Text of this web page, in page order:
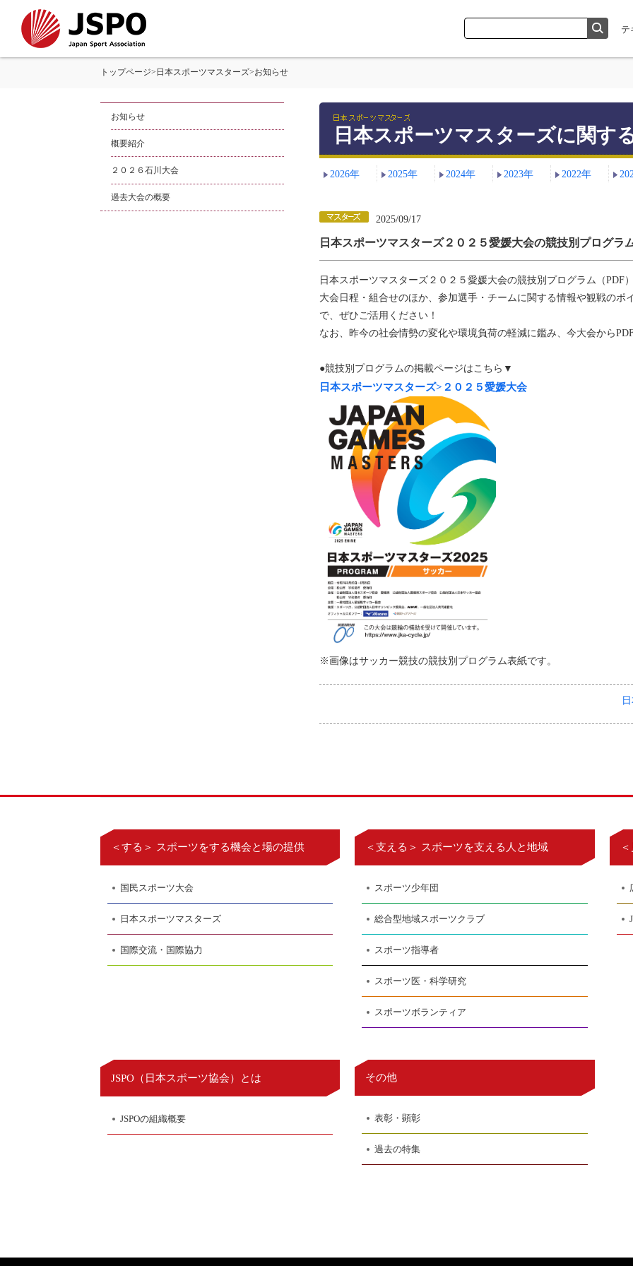
トップページ> 日本スポーツマスターズ>お知らせ
日本スポーツマスターズに関す
2026年 2025年 2024年 2023年 2022年
2025/09/17
日本スポーツマスターズ２０２５愛媛大会の競技別プログラ
日本スポーツマスターズ２０２５愛媛大会の競技別プログラム（PDF
大会日程・組合せのほか、参加選手・チームに関する情報や観戦の
で、ぜひご活用ください！
なお、昨今の社会情勢の変化や環境負荷の軽減に鑑み、今大会から
●競技別プログラムの掲載ページはこちら▼
日本スポーツマスターズ>２０２５愛媛大会
※画像はサッカー競技の競技別プログラム表紙です。
お知らせ
概要紹介
２０２６石川大会
過去大会の概要
＜する＞ スポーツをする機会と場の提供
国民スポーツ大会
日本スポーツマスターズ
国際交流・国際協力
＜支える＞ スポーツを支える人と地域
スポーツ少年団
総合型地域スポーツクラブ
スポーツ指導者
スポーツ医・科学研究
スポーツボランティア
JSPO（ 日本スポーツ協会）とは
JSPOの組織概要
その他
表彰・顕彰
過去の特集